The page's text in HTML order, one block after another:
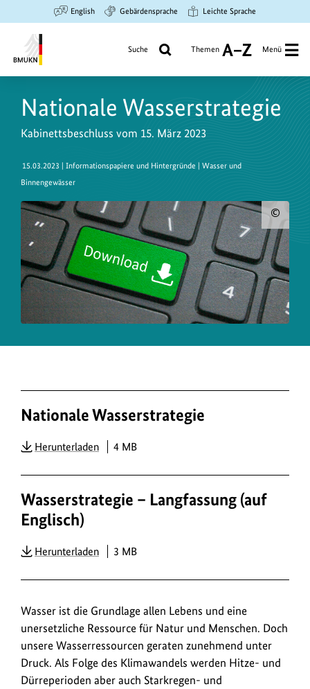
Hauptinhalt
springen
Suche
springen
Hauptnavigation
springen
English Gebärdensprache Leichte Sprache
Umwelt,
Naturschutz
nukleare
Sicherheit
Suche Themen
A
Z
Menü
Nationale Wasserstrategie
Kabinettsbeschluss vom 15. März 2023
15.03.2023 | Informationspapiere und Hintergründe | Wasser und
Binnengewässer
zum
Bild
Nationale Wasserstrategie
HerunterladenPDF4 MB
Wasserstrategie – Langfassung (auf
Englisch)
HerunterladenPDF3 MB
Wasser ist die Grundlage allen Lebens und eine
unersetzliche Ressource für Natur und Menschen. Doch
unsere Wasserressourcen geraten zunehmend unter
Druck. Als Folge des Klimawandels werden Hitze- und
Dürreperioden aber auch Starkregen- und